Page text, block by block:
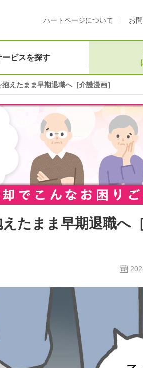
ハートページについて お
ービスを探す
えたまま早期退職へ［介護漫画］
たまま早期退職へ